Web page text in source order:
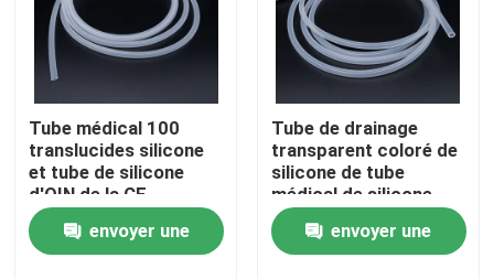
Aperçu
Tube médical 100
translucides silicone
et tube de silicone
d'OIN de la CE
envoyer une
Tube de drainage
transparent coloré de
silicone de tube
médical de silicone
envoyer une